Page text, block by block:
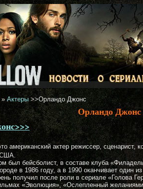
» Актеры >>Орландо Джонс
Орландо
американский актер режиссер, сценарист,
США.
был бейсболист, в составе клуба
в 1986 году, а в 1990 оканчивает один
получил после роли в сериале «Голова
«Эволюция», «Ослепленный